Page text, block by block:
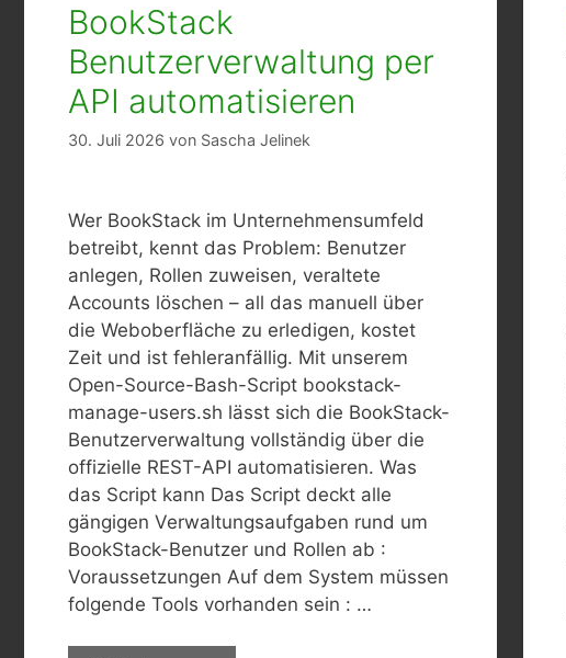
BookStack
Benutzerverwaltung per
API automatisieren
30. Juli 2026 von Sascha Jelinek
Wer BookStack im Unternehmensumfeld
betreibt, kennt das Problem: Benutzer
anlegen, Rollen zuweisen, veraltete
Accounts löschen – all das manuell über
die Weboberfläche zu erledigen, kostet
Zeit und ist fehleranfällig. Mit unserem
Open-Source-Bash-Script bookstack-
manage-users.sh lässt sich die BookStack-
Benutzerverwaltung vollständig über die
offizielle REST-API automatisieren. Was
das Script kann Das Script deckt alle
gängigen Verwaltungsaufgaben rund um
BookStack-Benutzer und Rollen ab :
Voraussetzungen Auf dem System müssen
folgende Tools vorhanden sein : …